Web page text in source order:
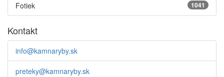
1041
Fotiek
Kontakt
info@kamnaryby.sk
preteky@kamnaryby.sk